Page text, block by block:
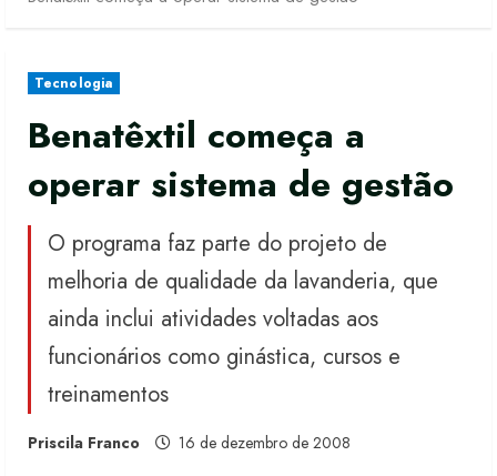
Tecnologia
Benatêxtil começa a
operar sistema de gestão
O programa faz parte do projeto de
melhoria de qualidade da lavanderia, que
ainda inclui atividades voltadas aos
funcionários como ginástica, cursos e
treinamentos
Priscila Franco 16 de dezembro de 2008